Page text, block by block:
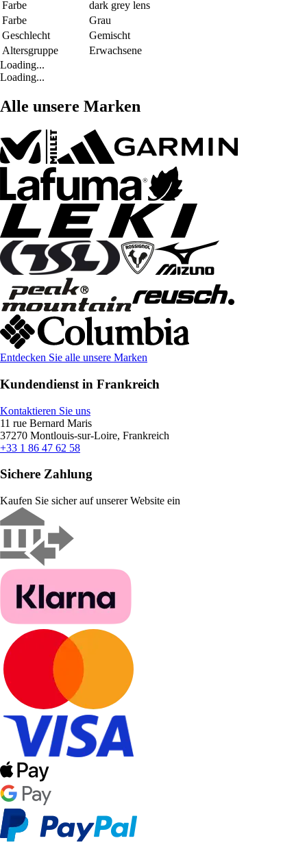
Farbe
dark grey lens
Farbe
Grau
Geschlecht
Gemischt
Altersgruppe
Erwachsene
Loading...
Loading...
Alle unsere Marken
Entdecken Sie alle unsere Marken
Kundendienst in Frankreich
Kontaktieren Sie uns
11 rue Bernard Maris
37270 Montlouis-sur-Loire, Frankreich
+33 1 86 47 62 58
Sichere Zahlung
Kaufen Sie sicher auf unserer Website ein